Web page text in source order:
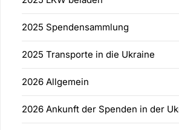
2025 Spendensammlung
2025 Transporte in die Ukraine
2026 Allgemein
2026 Ankunft der Spenden in der